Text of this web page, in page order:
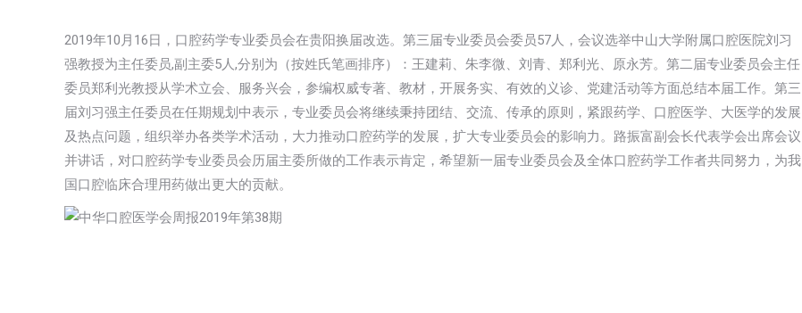
2019年10月16日，口腔药学专业委员会在贵阳换届改选。第三届专业委员会委员57人，会议选举中山大学附属口腔医院刘习
强教授为主任委员,副主委5人,分别为（按姓氏笔画排序）：王建莉、朱李微、刘青、郑利光、原永芳。第二届专业委员会主任
委员郑利光教授从学术立会、服务兴会，参编权威专著、教材，开展务实、有效的义诊、党建活动等方面总结本届工作。第三
届刘习强主任委员在任期规划中表示，专业委员会将继续秉持团结、交流、传承的原则，紧跟药学、口腔医学、大医学的发展
及热点问题，组织举办各类学术活动，大力推动口腔药学的发展，扩大专业委员会的影响力。路振富副会长代表学会出席会议
并讲话，对口腔药学专业委员会历届主委所做的工作表示肯定，希望新一届专业委员会及全体口腔药学工作者共同努力，为我
国口腔临床合理用药做出更大的贡献。